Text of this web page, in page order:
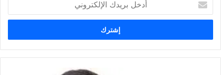
بريدك
الإلكتروني